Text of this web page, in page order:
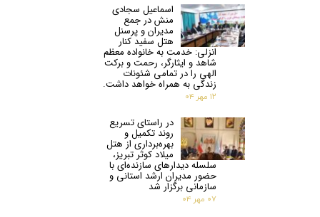
اسماعیل سجادی
منش در جمع
مدیران و پرسنل
هتل سفید کنار
انزلی: خدمت به خانواده معظم
شاهد و ایثارگر، رحمت و برکت
الهی را در تمامی شئونات
زندگی به همراه خواهد داشت.
۱۲ مهر ۰۴
در راستای تسریع
روند تکمیل و
بهره‌برداری از هتل
میلاد کوثر تبریز،
سلسله دیدارهای سازنده‌ای با
حضور مدیران ارشد استانی و
سازمانی برگزار شد
۰۷ مهر ۰۴